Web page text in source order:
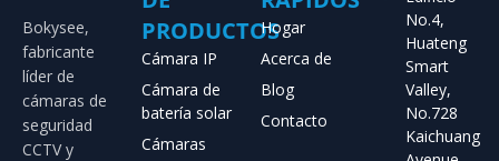
Bokysee,
fabricante
líder de
cámaras de
seguridad
CCTV y
PRODUCTOS
Cámara IP
Cámara de
batería solar
Cámaras
Hogar
Acerca de
Blog
Contacto
No.4,
Huateng
Smart
Valley,
No.728
Kaichuang